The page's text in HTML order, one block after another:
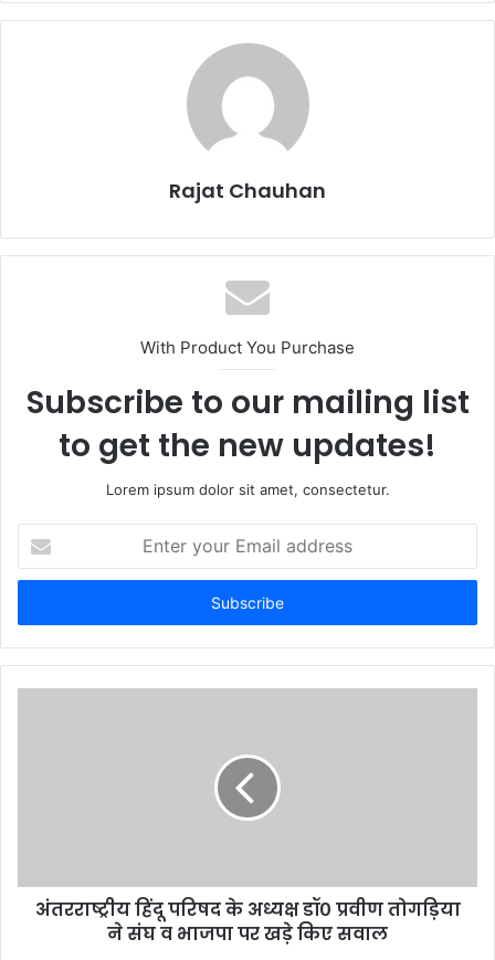
Rajat Chauhan
With Product You Purchase
Subscribe to our mailing list
to get the new updates!
Lorem ipsum dolor sit amet, consectetur.
your
Email
अंतरराष्ट्रीय हिंदू परिषद के अध्यक्ष डॉ० प्रवीण तोगड़िया
ने संघ व भाजपा पर खड़े किए सवाल